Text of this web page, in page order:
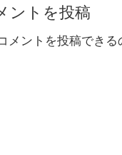
ントを投稿
メントを投稿でき